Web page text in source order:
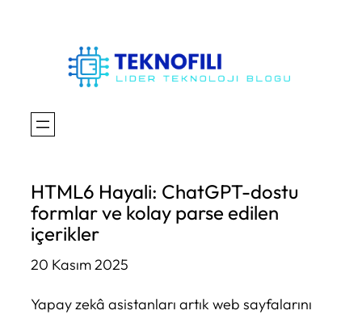
HTML6 Hayali: ChatGPT-dostu
formlar ve kolay parse edilen
içerikler
20 Kasım 2025
Yapay zekâ asistanları artık web sayfalarını